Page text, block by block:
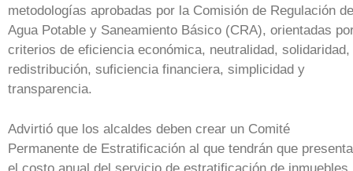
metodologías aprobadas por la Comisión de Regulación de
Agua Potable y Saneamiento Básico (CRA), orientadas
criterios de eficiencia económica, neutralidad, solidaridad,
redistribución, suficiencia financiera, simplicidad y
transparencia.
Advirtió que los alcaldes deben crear un Comité
Permanente de Estratificación al que tendrán que